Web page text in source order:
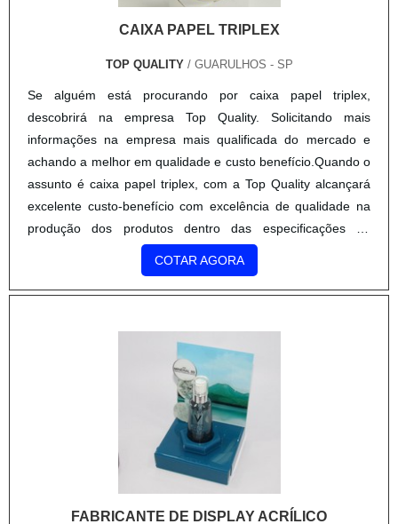
CAIXA PAPEL TRIPLEX
TOP QUALITY/ GUARULHOS - SP
Se alguém está procurando por caixa papel triplex,
descobrirá na empresa Top Quality. Solicitando mais
informações na empresa mais qualificada do mercado e
achando a melhor em qualidade e custo benefício.Quando o
assunto é caixa papel triplex, com a Top Quality alcançará
excelente custo-benefício com excelência de qualidade na
produção dos produtos dentro das especificações do
cliente.MAIS DETALHES SOBRE CAIXA PAPEL TRIPLEXA
Top Quality foca seus recursos em proporcionar para os
parceiros uma estrutura com escritório de alta qualidade
de última geração, tudo isso para garantir que se tenha
caixa papel triplex com proteção.Há muitas maneiras
eficientes de uma empresa demonstrar competência,
excelência e destaque em sua área de atuação. A Top
Quality se mostra referência por ter: Soluções eficazes para
serviços gráficos; Treinamentos internos para aprimoração
dos produtos e serviços; Estrutura verticalizada com todos
os processos de impressão; Excelência de qualidade na
produção dos produtos dentro das especificações do
COTAR AGORA
FABRICANTE DE DISPLAY ACRÍLICO